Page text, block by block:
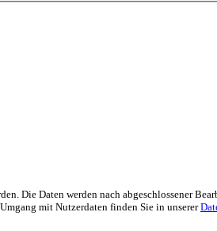
Die Daten werden nach abgeschlossener
mit Nutzerdaten finden Sie in unserer